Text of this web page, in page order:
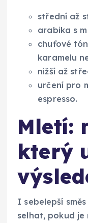
střední až
arabika s
chuťové
karamelu
nižší až
určení pro
espresso.
Mletí:
který
I sebelepší
selhat, pokud je